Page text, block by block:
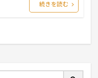
続きを読む